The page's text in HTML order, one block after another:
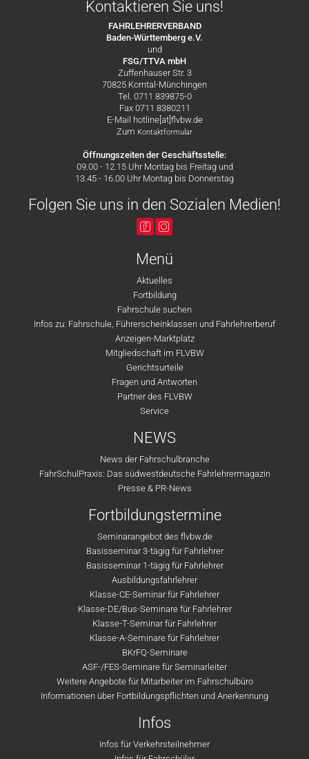
Kontaktieren Sie uns!
FAHRLEHRERVERBAND
Baden-Württemberg e.V.
und
FSG/TTVA mbH
Zuffenhauser Str. 3
70825 Korntal-Münchingen
Tel. 0711 839875-0
Fax 0711 8380211
E-Mail hotline[at]flvbw.de
Zum Kontaktformular
Öffnungszeiten der Geschäftsstelle:
09.00 - 12.15 Uhr Montag bis Freitag und
13.45 - 16.00 Uhr Montag bis Donnerstag
Folgen Sie uns in den Sozialen Medien!
Menü
Aktuelles
Fortbildung
Fahrschule suchen
Infos zu: Fahrschule, Führerscheinklassen und Fahrlehrerberuf
Anzeigen-Marktplatz
Mitgliedschaft im FLVBW
Gerichtsurteile
Fragen und Antworten
Partner des FLVBW
Service
NEWS
News der Fahrschulbranche
FahrSchulPraxis: Das südwestdeutsche Fahrlehrermagazin
Presse & PR-News
Fortbildungstermine
Seminarangebot des flvbw.de
Basisseminar 3-tägig für Fahrlehrer
Basisseminar 1-tägig für Fahrlehrer
Ausbildungsfahrlehrer
Klasse-CE-Seminar für Fahrlehrer
Klasse-DE/Bus-Seminare für Fahrlehrer
Klasse-T-Seminar für Fahrlehrer
Klasse-A-Seminare für Fahrlehrer
BKrFQ-Seminare
ASF-/FES-Seminare für Seminarleiter
Weitere Angebote für Mitarbeiter im Fahrschulbüro
Informationen über Fortbildungspflichten und Anerkennung
Infos
Infos für Verkehrsteilnehmer